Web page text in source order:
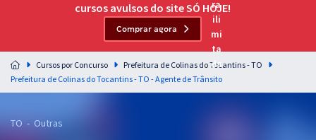
Residências Multiprofissionais
Preparação completa e intensiva para as principais
residências em saúde do Brasil
cursos avulsos do site SÓ HOJE!
Comprar agora
Cursos por Concurso
Prefeitura de Colinas do Tocantins - TO
Prefeitura de Colinas do Tocantins - TO - Agente de Trânsito
TO - Outras